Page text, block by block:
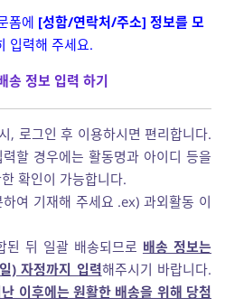
폼에 [성함/연락처/주소] 정보를 모
입력해 주세요.
송 정보 입력 하기
, 로그인 후 이용하시면 편리합니다.
할 경우에는 활동명과 아이디 등을
확인이 가능합니다.
여 기재해 주세요 .ex) 과외활동 이
된 뒤 일괄 배송되므로 배송 정보는
) 자정까지 입력해주시기 바랍니다.
이후에는 원활한 배송을 위해 당첨